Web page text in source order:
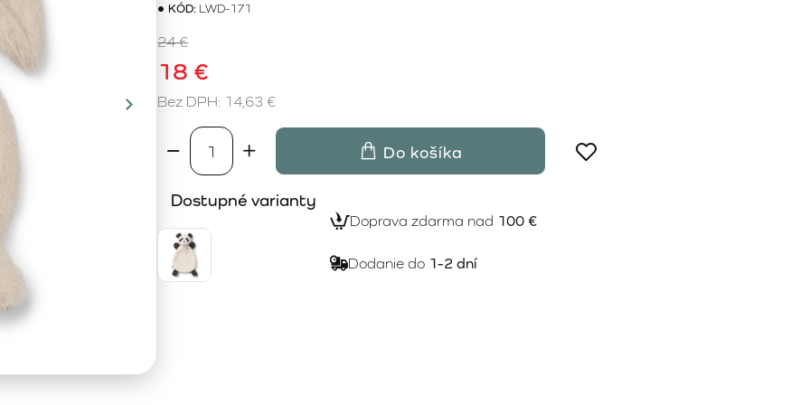
KÓD: LWD-171
18 €
24 €
Bez DPH: 14,63 €
Do košíka
Dostupné varianty
Doprava zdarma nad 100 €
Dodanie do 1-2 dní